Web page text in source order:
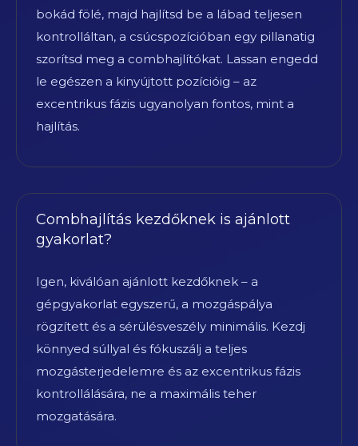
bokád fölé, majd hajlítsd be a lábad teljesen
kontrolláltan, a csúcspozícióban egy pillanatig
szorítsd meg a combhajlítókat. Lassan engedd
le egészen a kinyújtott pozícióig – az
excentrikus fázis ugyanolyan fontos, mint a
hajlítás.
Combhajlítás kezdőknek is ajánlott
gyakorlat?
Igen, kiválóan ajánlott kezdőknek – a
gépgyakorlat egyszerű, a mozgáspálya
rögzített és a sérülésveszély minimális. Kezdj
könnyed súllyal és fókuszálj a teljes
mozgásterjedelemre és az excentrikus fázis
kontrollálására, ne a maximális teher
mozgatására.